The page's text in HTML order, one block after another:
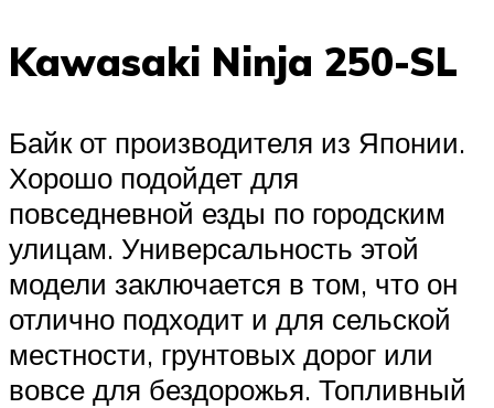
Kawasaki Ninja 250-SL
Байк от производителя из Японии.
Хорошо подойдет для
повседневной езды по городским
улицам. Универсальность этой
модели заключается в том, что он
отлично подходит и для сельской
местности, грунтовых дорог или
вовсе для бездорожья. Топливный